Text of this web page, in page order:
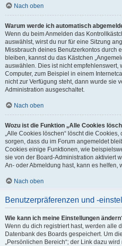
Nach oben
Warum werde ich automatisch
Wenn du beim Anmelden das
auswählst, wirst du nur für eine Sitzung
Missbrauch deines Benutzerkontos durch
bleiben, kannst du das Kästchen
auswählen. Dies ist nicht empfehlenswert,
Computer, zum Beispiel in einem
nicht zur Verfügung steht, dann wurde sie
Administration ausgeschaltet.
Nach oben
Wozu ist die Funktion „Alle Cookies
„Alle Cookies löschen“ löscht die
sorgen, dass du im Forum angemeldet
Cookies einige Funktionen, wie
sie von der Board-Administration aktiviert
An- oder Abmeldung hast, kann es helfen,
Nach oben
Benutzerpräferenzen und -
Wie kann ich meine Einstellungen
Wenn du dich registriert hast, werden alle
Datenbank des Boards gespeichert. Um
„Persönlichen Bereich“; der Link dazu